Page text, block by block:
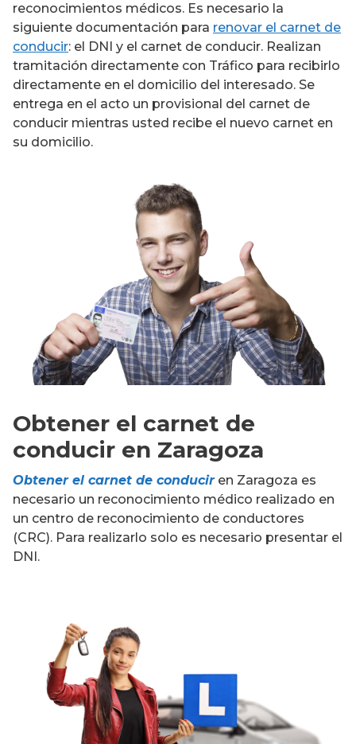
reconocimientos médicos. Es necesario la
siguiente documentación para renovar el carnet de
conducir: el DNI y el carnet de conducir. Realizan
tramitación directamente con Tráfico para recibirlo
directamente en el domicilio del interesado. Se
entrega en el acto un provisional del carnet de
conducir mientras usted recibe el nuevo carnet en
su domicilio.
Obtener el carnet de
conducir en Zaragoza
Obtener el carnet de conduciren Zaragoza es
necesario un reconocimiento médico realizado en
un centro de reconocimiento de conductores
(CRC). Para realizarlo solo es necesario presentar el
DNI.